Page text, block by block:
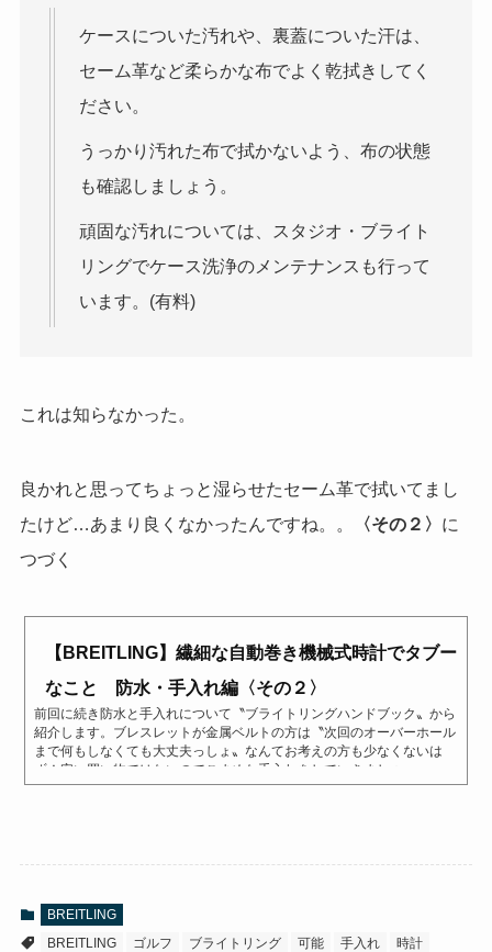
ケースについた汚れや、裏蓋についた汗は、
セーム革など柔らかな布でよく乾拭きしてく
ださい。
うっかり汚れた布で拭かないよう、布の状態
も確認しましょう。
頑固な汚れについては、スタジオ・ブライト
リングでケース洗浄のメンテナンスも行って
います。(有料)
これは知らなかった。
良かれと思ってちょっと湿らせたセーム革で拭いてまし
たけど…あまり良くなかったんですね。。 〈その２〉 に
つづく
【BREITLING】繊細な自動巻き機械式時計でタブー
なこと 防水・手入れ編〈その２〉
前回に続き防水と手入れについて〝ブライトリングハンドブック〟から
紹介します。ブレスレットが金属ベルトの方は〝次回のオーバーホール
まで何もしなくても大丈夫っしょ〟なんてお考えの方も少なくないは
ず！安い買い物ではないのでこまめな手入れをしていきましょ...
BREITLING
BREITLING
ゴルフ ブライトリング 可能 手入れ
時計